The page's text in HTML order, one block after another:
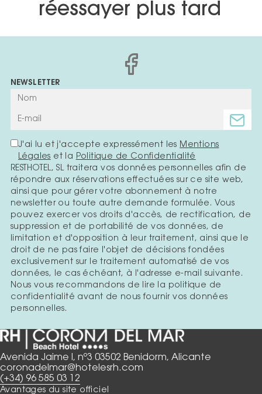
réessayer plus tard
Avenida Jaime I, nº3 03502 Benidorm, Alicante
coronadelmar@hotelesrh.com
(+34) 96 585 03 12
NEWSLETTER
J'ai lu et j'accepte expressément les Mentions
Légales et la Politique de Confidentialité
RESTHOTEL, SL traitera vos données personnelles afin de
répondre aux réservations effectuées sur ce site web,
ainsi que pour gérer votre abonnement à notre
newsletter ou toute autre demande formulée. Vous
pouvez exercer vos droits d'accès, de rectification, de
suppression et de portabilité de vos données, de
limitation et d'opposition à leur traitement, ainsi que le
droit de ne pas faire l'objet de décisions fondées
exclusivement sur le traitement automatisé de vos
données, le cas échéant, à l'adresse e-mail suivante.
Nous vous recommandons de lire la politique de
confidentialité avant de nous fournir vos données
personnelles.
Avantages du site officiel